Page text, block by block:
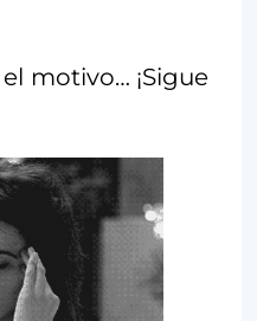
motivo… ¡Sigue